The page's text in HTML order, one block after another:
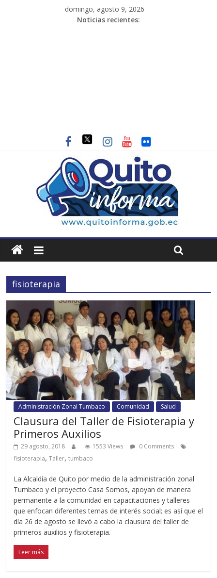
domingo, agosto 9, 2026
Noticias recientes:
fisioterapia
Administración Zonal Tumbaco Comunidad Salud
Clausura del Taller de Fisioterapia y
Primeros Auxilios
29 agosto, 2018 1553 Views
0 Comments
fisioterapia,Taller,tumbaco
La Alcaldía de Quito por medio de la administración zonal
Tumbaco y el proyecto Casa Somos, apoyan de manera
permanente a la comunidad en capacitaciones y talleres
que enfocan diferentes temas de interés social; es así que el
día 26 de agosto se llevó a cabo la clausura del taller de
primeros auxilios y fisioterapia.
Leer más